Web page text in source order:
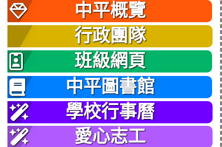
中平概覽
行政團隊
班級網頁
中平圖書館
學校行事曆
愛心志工